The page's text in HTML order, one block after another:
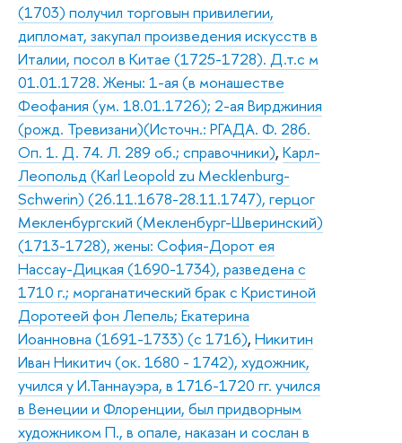
(1703) получил торговын привилегии,
дипломат, закупал произведения искусств в
Италии, посол в Китае (1725-1728). Д.т.с м
01.01.1728. Жены: 1-ая (в монашестве
Феофания (ум. 18.01.1726); 2-ая Вирджиния
(рожд. Тревизани)(Источн.: РГАДА. Ф. 286.
Оп. 1. Д. 74. Л. 289 об.; справочники), Карл-
Леопольд (Karl Leopold zu Mecklenburg-
Schwerin) (26.11.1678-28.11.1747), герцог
Мекленбургский (Мекленбург-Шверинский)
(1713-1728), жены: София-Дорот ея
Нассау-Дицкая (1690-1734), разведена с
1710 г.; морганатический брак с Кристиной
Доротеей фон Лепель; Екатерина
Иоанновна (1691-1733) (с 1716), Никитин
Иван Никитич (ок. 1680 - 1742), художник,
учился у И.Таннауэра, в 1716-1720 гг. учился
в Венеции и Флоренции, был придворным
художником П., в опале, наказан и сослан в